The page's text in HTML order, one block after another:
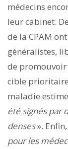
médecins
leur cabinet.
de la CPAM
généralistes,
de promouvoir
cible prioritaire
maladie
été signés par
denses».
pour les